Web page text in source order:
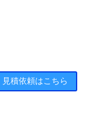
積依頼はこちら